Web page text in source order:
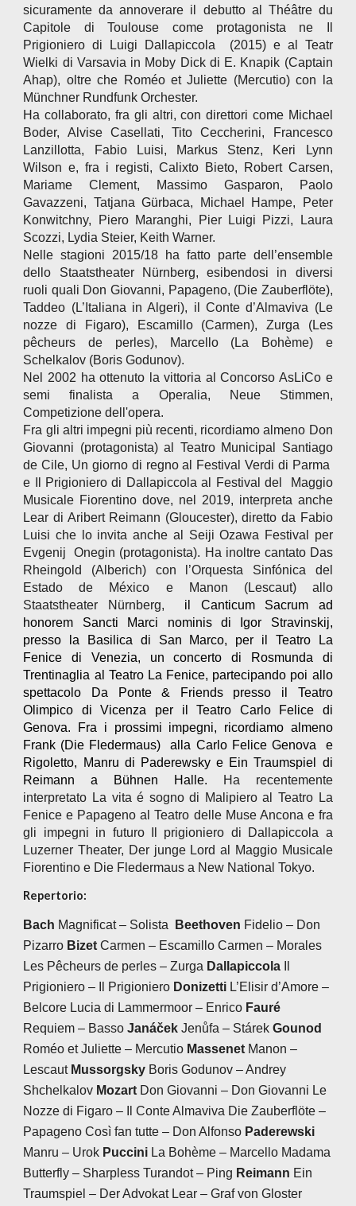
sicuramente da annoverare il debutto al Théâtre du
Capitole di Toulouse come protagonista ne Il
Prigioniero di Luigi Dallapiccola (2015) e al Teatr
Wielki di Varsavia in Moby Dick di E. Knapik (Captain
Ahap), oltre che Roméo et Juliette (Mercutio) con la
Münchner Rundfunk Orchester.
Ha collaborato, fra gli altri, con direttori come Michael
Boder, Alvise Casellati, Tito Ceccherini, Francesco
Lanzillotta, Fabio Luisi, Markus Stenz, Keri Lynn
Wilson e, fra i registi, Calixto Bieto, Robert Carsen,
Mariame Clement, Massimo Gasparon, Paolo
Gavazzeni, Tatjana Gürbaca, Michael Hampe, Peter
Konwitchny, Piero Maranghi, Pier Luigi Pizzi, Laura
Scozzi, Lydia Steier, Keith Warner.
Nelle stagioni 2015/18 ha fatto parte dell’ensemble
dello Staatstheater Nürnberg, esibendosi in diversi
ruoli quali Don Giovanni, Papageno, (Die Zauberflöte),
Taddeo (L’Italiana in Algeri), il Conte d’Almaviva (Le
nozze di Figaro), Escamillo (Carmen), Zurga (Les
pêcheurs de perles), Marcello (La Bohème) e
Schelkalov (Boris Godunov).
Nel 2002 ha ottenuto la vittoria al Concorso AsLiCo e
semi finalista a Operalia, Neue Stimmen,
Competizione dell'opera.
Fra gli altri impegni più recenti, ricordiamo almeno Don
Giovanni (protagonista) al Teatro Municipal Santiago
de Cile, Un giorno di regno al Festival Verdi di Parma
e Il Prigioniero di Dallapiccola al Festival del Maggio
Musicale Fiorentino dove, nel 2019, interpreta anche
Lear di Aribert Reimann (Gloucester), diretto da Fabio
Luisi che lo invita anche al Seiji Ozawa Festival per
Evgenij Onegin (protagonista). Ha inoltre cantato Das
Rheingold (Alberich) con l’Orquesta Sinfónica del
Estado de México e Manon (Lescaut) allo
Staatstheater Nürnberg,
il Canticum Sacrum ad
honorem Sancti Marci nominis di Igor Stravinskij,
presso la Basilica di San Marco, per il Teatro La
Fenice di Venezia, un concerto di Rosmunda di
Trentinaglia al Teatro La Fenice, partecipando poi allo
spettacolo Da Ponte & Friends presso il Teatro
Olimpico di Vicenza per il Teatro Carlo Felice di
Genova. Fra i prossimi impegni, ricordiamo almeno
Frank (Die Fledermaus) alla Carlo Felice Genova e
Rigoletto, Manru di Paderewsky e Ein Traumspiel di
Reimann a Bühnen Halle.
Ha recentemente
interpretato La vita é sogno di Malipiero al Teatro La
Fenice e Papageno al Teatro delle Muse Ancona e fra
gli impegni in futuro Il prigioniero di Dallapiccola a
Luzerner Theater, Der junge Lord al Maggio Musicale
Fiorentino e Die Fledermaus a New National Tokyo.
Repertorio:
Bach Magnificat – Solista Beethoven Fidelio – Don
Pizarro Bizet Carmen – Escamillo Carmen – Morales
Les Pêcheurs de perles – Zurga Dallapiccola
Prigioniero – Il Prigioniero Donizetti L’Elisir d’Amore –
Belcore Lucia di Lammermoor – Enrico Fauré
Requiem – BassoJanáček Jenůfa – StárekGounod
Roméo et Juliette – Mercutio Massenet Manon –
Lescaut Mussorgsky Boris Godunov – Andrey
Shchelkalov Mozart Don Giovanni – Don Giovanni Le
Nozze di Figaro – Il Conte Almaviva Die Zauberflöte –
Papageno Così fan tutte – Don Alfonso Paderewski
Manru – Urok Puccini La Bohème – Marcello Madama
Butterfly – Sharpless Turandot – Ping Reimann Ein
Traumspiel – Der Advokat Lear – Graf von Gloster